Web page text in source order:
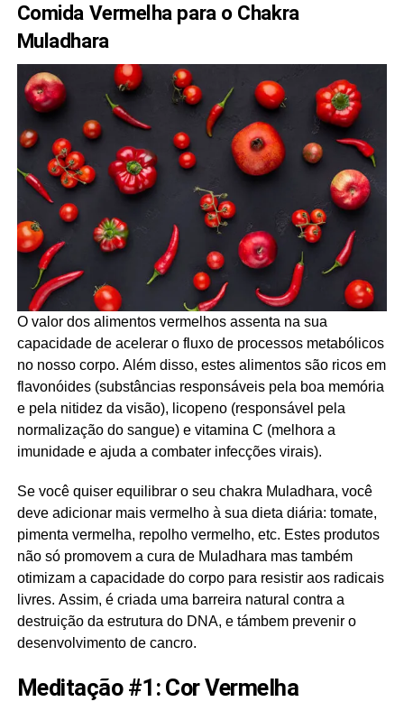
Comida Vermelha para o Chakra
Muladhara
O valor dos alimentos vermelhos assenta na sua
capacidade de acelerar o fluxo de processos metabólicos
no nosso corpo. Além disso, estes alimentos são ricos em
flavonóides (substâncias responsáveis ​​pela boa memória
e pela nitidez da visão), licopeno (responsável pela
normalização do sangue) e vitamina C (melhora a
imunidade e ajuda a combater infecções virais).
Se você quiser equilibrar o seu chakra Muladhara, você
deve adicionar mais vermelho à sua dieta diária: tomate,
pimenta vermelha, repolho vermelho, etc. Estes produtos
não só promovem a cura de Muladhara mas também
otimizam a capacidade do corpo para resistir aos radicais
livres. Assim, é criada uma barreira natural contra a
destruição da estrutura do DNA, e támbem prevenir o
desenvolvimento de cancro.
Meditação #1: Cor Vermelha